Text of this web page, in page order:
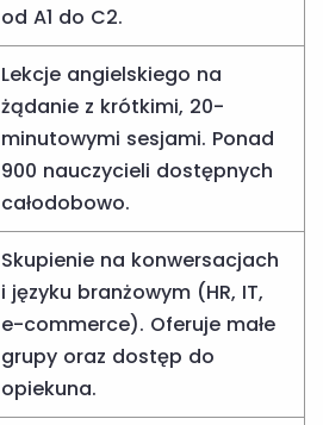
od A1 do C2.
Lekcje angielskiego na
żądanie z krótkimi, 20-
minutowymi sesjami. Ponad
900 nauczycieli dostępnych
całodobowo.
Skupienie na konwersacjach
i języku branżowym (HR, IT,
e-commerce). Oferuje małe
grupy oraz dostęp do
opiekuna.